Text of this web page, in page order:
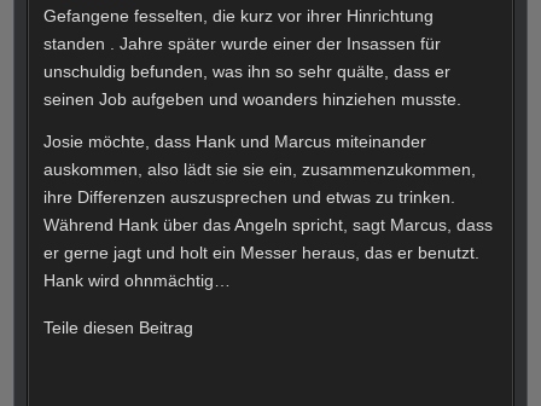
Gefangene fesselten, die kurz vor ihrer Hinrichtung
standen .Jahre später wurde einer der Insassen für
unschuldig befunden, was ihn so sehr quälte, dass er
seinen Job aufgeben und woanders hinziehen musste.
Josie möchte, dass Hank und Marcus miteinander
auskommen, also lädt sie sie ein, zusammenzukommen,
ihre Differenzen auszusprechen und etwas zu trinken.
Während Hank über das Angeln spricht, sagt Marcus, dass
er gerne jagt und holt ein Messer heraus, das er benutzt.
Hank wird ohnmächtig…
Teile diesen Beitrag